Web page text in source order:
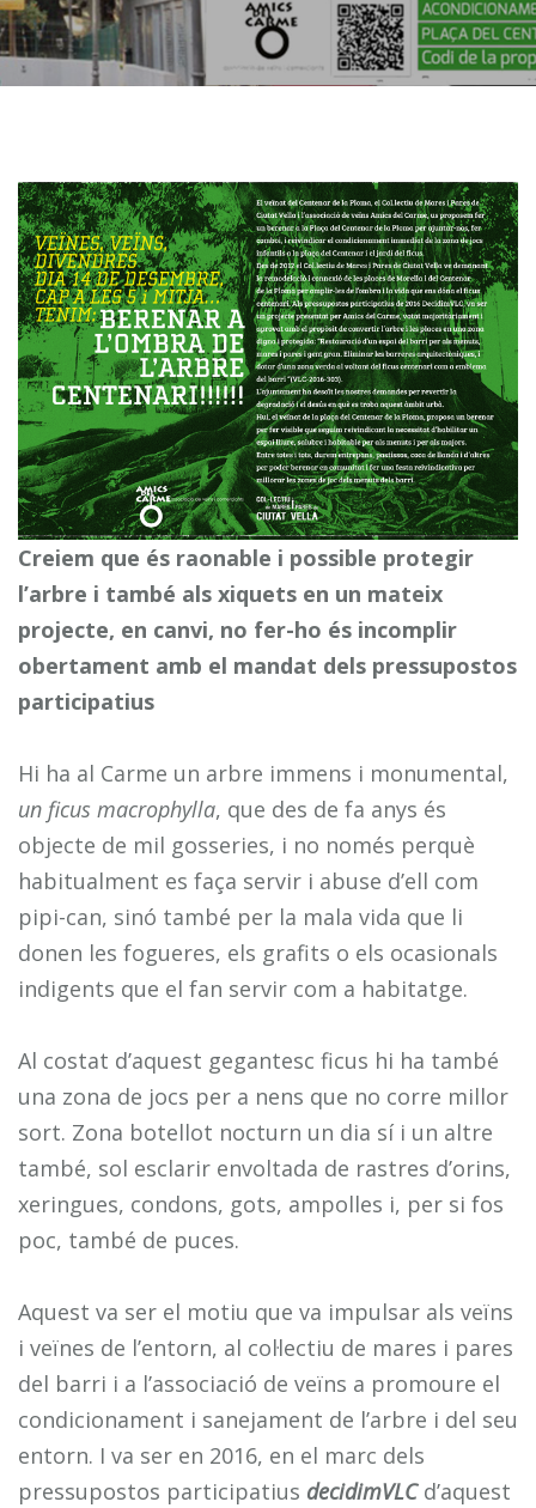
Creiem que és raonable i possible protegir
l’arbre i també als xiquets en un mateix
projecte, en canvi, no fer-ho és incomplir
obertament amb el mandat dels pressupostos
participatius
Hi ha al Carme un arbre immens i monumental,
un ficus macrophylla, que des de fa anys és
objecte de mil gosseries, i no només perquè
habitualment es faça servir i abuse d’ell com
pipi-can, sinó també per la mala vida que li
donen les fogueres, els grafits o els ocasionals
indigents que el fan servir com a habitatge.
Al costat d’aquest gegantesc ficus hi ha també
una zona de jocs per a nens que no corre millor
sort. Zona botellot nocturn un dia sí i un altre
també, sol esclarir envoltada de rastres d’orins,
xeringues, condons, gots, ampolles i, per si fos
poc, també de puces.
Aquest va ser el motiu que va impulsar als veïns
i veïnes de l’entorn, al col·lectiu de mares i pares
del barri i a l’associació de veïns a promoure el
condicionament i sanejament de l’arbre i del seu
entorn. I va ser en 2016, en el marc dels
pressupostos participatius decidimVLC d’aquest